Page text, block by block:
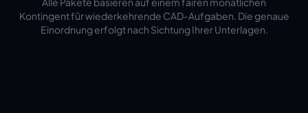
Kontingent für wiederkehrende CAD-Aufgaben. Die genaue
Einordnung erfolgt nach Sichtung Ihrer Unterlagen.